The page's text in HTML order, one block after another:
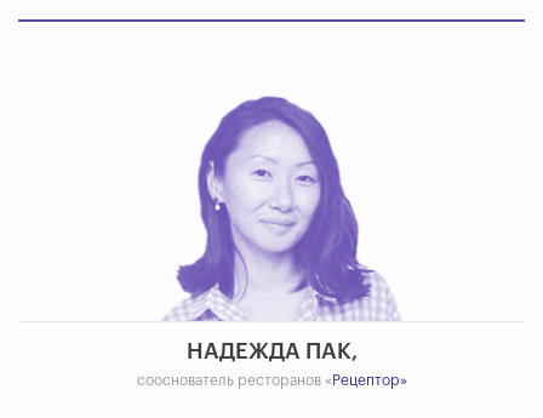
НАДЕЖДА ПАК,
сооснователь ресторанов « Рецептор»